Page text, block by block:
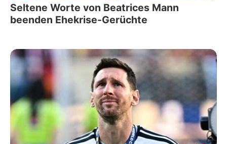
Seltene Worte von Beatrices Mann
beenden Ehekrise-Gerüchte